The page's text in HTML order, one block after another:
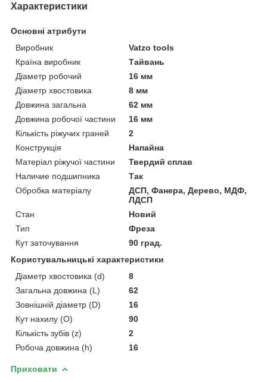
Характеристики
Основні атрибути
Виробник
Vatzo tools
Країна виробник
Тайвань
Діаметр робочий
16 мм
Діаметр хвостовика
8 мм
Довжина загальна
62 мм
Довжина робочої частини
16 мм
Кількість ріжучих граней
2
Конструкція
Напайна
Матеріал ріжучої частини
Твердий сплав
Наличие подшипника
Так
Обробка матеріалу
ДСП, Фанера, Дерево, МДФ,
ЛДСП
Стан
Новий
Тип
Фреза
Кут заточування
90 град.
Користувальницькі характеристики
Діаметр хвостовика (d)
8
Загальна довжина (L)
62
Зовнішній діаметр (D)
16
Кут нахилу (O)
90
Кількість зубів (z)
2
Робоча довжина (h)
16
Приховати